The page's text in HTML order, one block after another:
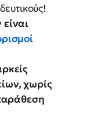
είναι
χωρίς